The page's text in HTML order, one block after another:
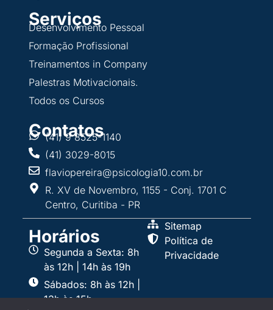
Serviços
Desenvolvimento Pessoal
Formação Profissional
Treinamentos in Company
Palestras Motivacionais.
Todos os Cursos
Contatos
(41) 9 8525-1140
(41) 3029-8015
flaviopereira@psicologia10.com.br
R. XV de Novembro, 1155 - Conj. 1701 C
Centro, Curitiba - PR
Horários
Segunda a Sexta: 8h
às 12h | 14h às 19h
Sábados: 8h às 12h |
13h às 15h
Sitemap
Política de
Privacidade